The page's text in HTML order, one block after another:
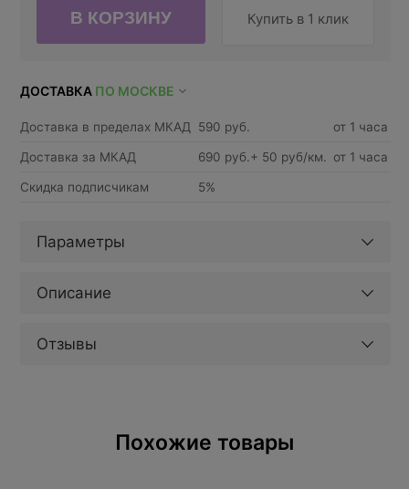
Купить в 1 клик
ДОСТАВКА ПО МОСКВЕ
Доставка в пределах МКАД 590 руб. от 1 часа
Доставка за МКАД 690 руб.+ 50 руб/км. от 1 часа
Скидка подписчикам 5%
Параметры
Описание
Отзывы
Похожие товары